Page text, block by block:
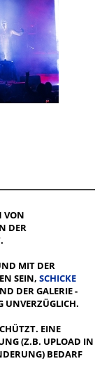
VON
DER
MIT DER
SEIN, SCHICKE
DER GALERIE -
UNVERZÜGLICH.
EINE
(Z.B. UPLOAD IN S
BEDARF E